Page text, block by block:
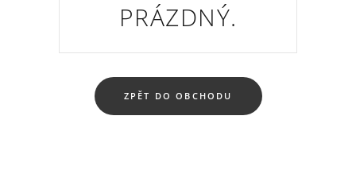
PRÁZDNÝ.
ZPĚT DO OBCHODU